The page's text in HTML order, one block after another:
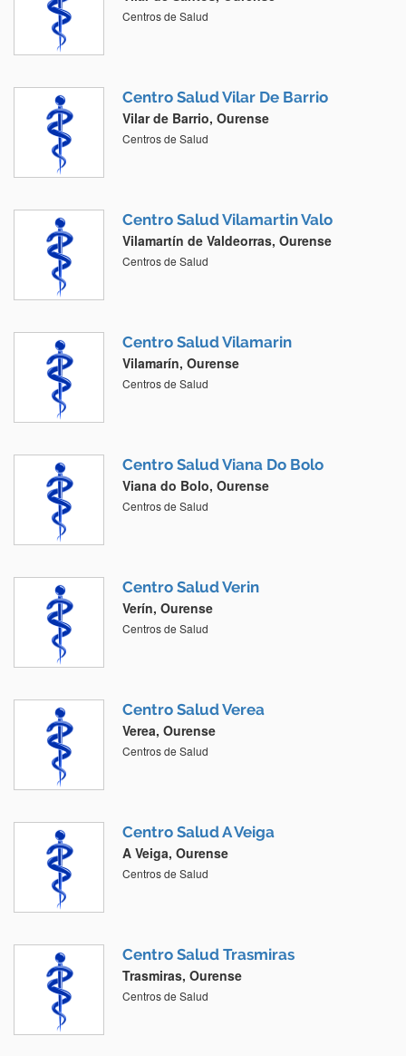
Centros de Salud
Centro Salud Vilar De Barrio
Vilar de Barrio, Ourense
Centros de Salud
Centro Salud Vilamartin Valo
Vilamartín de Valdeorras, Ourense
Centros de Salud
Centro Salud Vilamarin
Vilamarín, Ourense
Centros de Salud
Centro Salud Viana Do Bolo
Viana do Bolo, Ourense
Centros de Salud
Centro Salud Verin
Verín, Ourense
Centros de Salud
Centro Salud Verea
Verea, Ourense
Centros de Salud
Centro Salud A Veiga
A Veiga, Ourense
Centros de Salud
Centro Salud Trasmiras
Trasmiras, Ourense
Centros de Salud